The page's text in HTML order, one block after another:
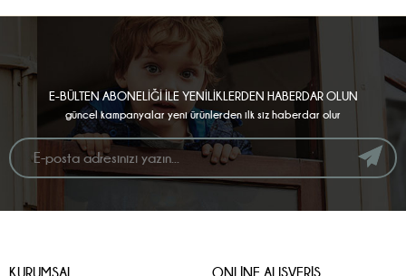
E-BÜLTEN ABONELİĞİ İLE YENİLİKLERDEN HABERDAR OLUN
güncel kampanyalar yeni ürünlerden ilk siz haberdar olur
KURUMSAL
ONLİNE ALIŞVERİŞ